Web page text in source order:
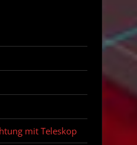
mit Teleskop